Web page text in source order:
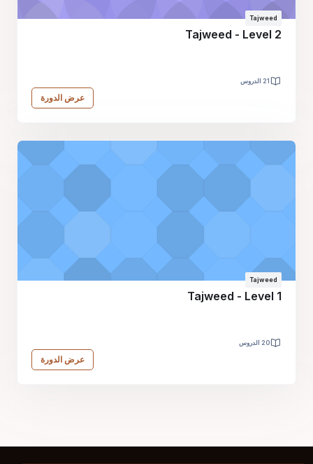
Tajweed
Tajweed - Level 2
21 الدروس
عرض الدورة
Tajweed
Tajweed - Level 1
20 الدروس
عرض الدورة